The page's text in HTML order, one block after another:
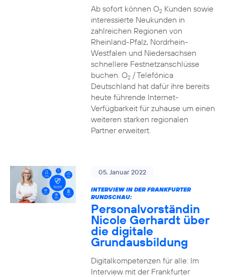
Ab sofort können O2Kunden sowie
interessierte Neukunden in
zahlreichen Regionen von
Rheinland-Pfalz, Nordrhein-
Westfalen und Niedersachsen
schnellere Festnetzanschlüsse
buchen. O2/ Telefónica
Deutschland hat dafür ihre bereits
heute führende Internet-
Verfügbarkeit für zuhause um einen
weiteren starken regionalen
Partner erweitert.
05. Januar 2022
INTERVIEW IN DER FRANKFURTER
RUNDSCHAU:
Personalvorständin
Nicole Gerhardt über
die digitale
Grundausbildung
Digitalkompetenzen für alle: Im
Interview mit der Frankfurter